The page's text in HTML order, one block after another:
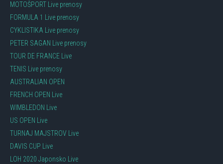
MOTOŠPORT Live prenosy
FORMULA 1 Live prenosy
CYKLISTIKA Live prenosy
PETER SAGAN Live prenosy
TOUR DE FRANCE Live
TENIS Live prenosy
AUSTRALIAN OPEN
FRENCH OPEN Live
WIMBLEDON Live
US OPEN Live
TURNAJ MAJSTROV Live
DAVIS CUP Live
LOH 2020 Japonsko Live